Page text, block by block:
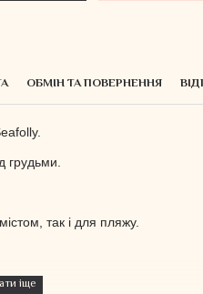
ОБМІН ТА ПОВЕРНЕННЯ
грудьми.
так і для пляжу.